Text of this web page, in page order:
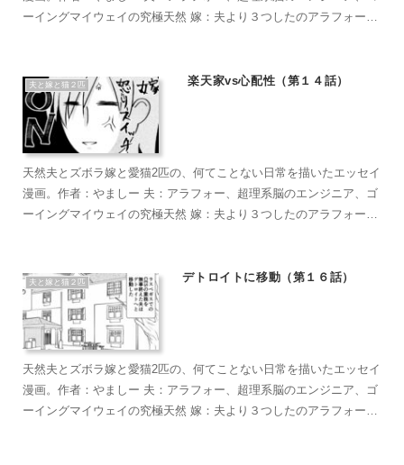
ーイングマイウェイの究極天然 嫁：夫より３つしたのアラフォー、
えん坊のもふもふ こぶ茶：抱っこが大好きラグドール。遊びへの欲
求がすごい。やりたい放題のバ…やんちゃ坊主
夫と嫁と猫２匹 楽天家vs心配性（第１４話）
天然夫とズボラ嫁と愛猫2匹の、何てことない日常を描いたエッセイ
漫画。作者：やましー 夫：アラフォー、超理系脳のエンジニア、ゴ
ーイングマイウェイの究極天然 嫁：夫より３つしたのアラフォー、
えん坊のもふもふ こぶ茶：抱っこが大好きラグドール。遊びへの欲
求がすごい。やりたい放題のバ…やんちゃ坊主
夫と嫁と猫２匹 デトロイトに移動（第１６話）
天然夫とズボラ嫁と愛猫2匹の、何てことない日常を描いたエッセイ
漫画。作者：やましー 夫：アラフォー、超理系脳のエンジニア、ゴ
ーイングマイウェイの究極天然 嫁：夫より３つしたのアラフォー、